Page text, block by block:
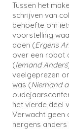
Tussen het
schrijven van
behoefte om
voorstelling
doen (Ergens
over een robot
(Iemand Anders
veelgeprezen
was (Niemand
het vierde deel
Verwacht geen
nergens anders